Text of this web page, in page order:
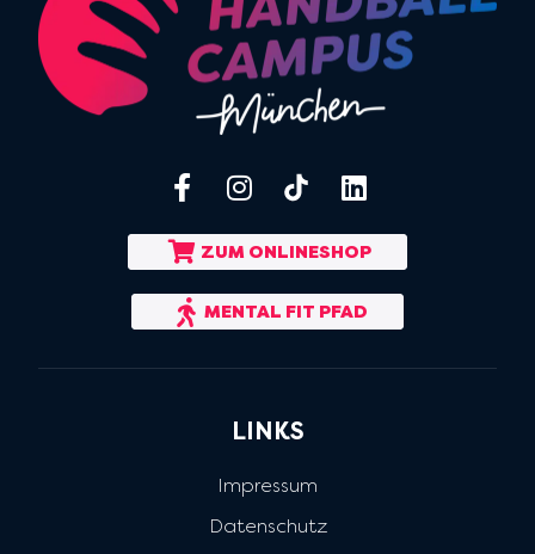
ZUM ONLINESHOP
MENTAL FIT PFAD
LINKS
Impressum
Datenschutz